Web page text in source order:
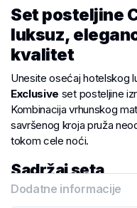
Set posteljine
luksuz,
kvalitet
Unesite osećaj hotelskog
Exclusive set posteljine
Kombinacija vrhunskog
savršenog kroja pruža
tokom cele noći.
Sadržaj seta
Čaršav:200 × 220 cm
Dodatne informacije